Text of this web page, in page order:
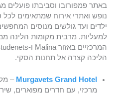
באתר פמפורובו וסביבתו פועלים
נופש ואתרי אירוח שמתאימים
ילדים ועד גולשים מנוסים
למעליות. מרבית מקומות הלינה
הליכה קצרה אל תחנות הסקי.
Murgavets Grand Hotel
–
מרכזי, עם חדרים מפוארים,